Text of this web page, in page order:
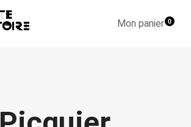
Mon panier0